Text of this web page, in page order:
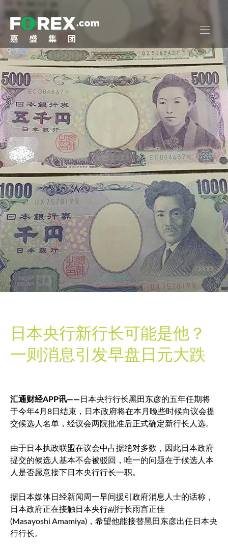
日本央行新行长可能是他？
一则消息引发早盘日元大跌
汇通财经APP讯—— 日本央行行长黑田东彦的五年任期将
于今年4月8日结束，日本政府将在本月晚些时候向议会提
交候选人名单，经议会两院批准后正式确定新行长人选。
由于日本执政联盟在议会中占据绝对多数，因此日本政府
提交的候选人基本不会被驳回，唯一的问题在于候选人本
人是否愿意接下日本央行行长一职。
据日本媒体日经新闻周一早间援引政府消息人士的话称，
日本政府正在接触日本央行副行长雨宫正佳
(Masayoshi Amamiya)，希望他能接替黑田东彦出任日本央
行行长。